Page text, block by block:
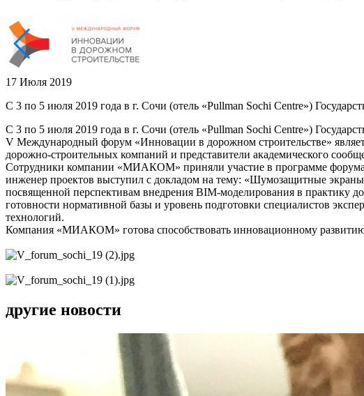
17 Июля 2019
С 3 по 5 июля 2019 года в г. Сочи (отель «Pullman Sochi Centre»)
С 3 по 5 июля 2019 года в г. Сочи (отель «Pullman Sochi Centre»)
V Международный форум «Инновации в дорожном строительстве»
дорожно-строительных компаний и представители академического
Сотрудники компании «МИАКОМ» приняли участие в
инженер проектов выступил с докладом на тему: «Шумозащитные
посвященной перспективам внедрения BIM-моделирования в практику
готовности нормативной базы и уровень подготовки специалистов
технологий.
Компания «МИАКОМ» готова способствовать инновационному развитию
другие новости